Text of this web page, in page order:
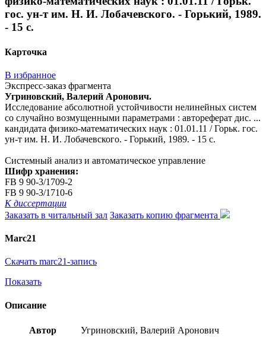
гос. ун-т им. Н. И. Лобачевского. - Горький, 1989.
- 15 с.
Карточка
В избранное
Экспресс-заказ фрагмента
Угриновский, Валерий Аронович.
Исследование абсолютной устойчивости нелинейных систем
со случайно возмущенными параметрами : автореферат дис. ...
кандидата физико-математических наук : 01.01.11 / Горьк. гос.
ун-т им. Н. И. Лобачевского. - Горький, 1989. - 15 с.
Системный анализ и автоматическое управление
Шифр хранения:
FB 9 90-3/1709-2
FB 9 90-3/1710-6
К диссертации
Заказать в читальный зал Заказать копию фрагмента
Marc21
Скачать marc21-запись
Показать
Описание
Автор Угриновский, Валерий Аронович